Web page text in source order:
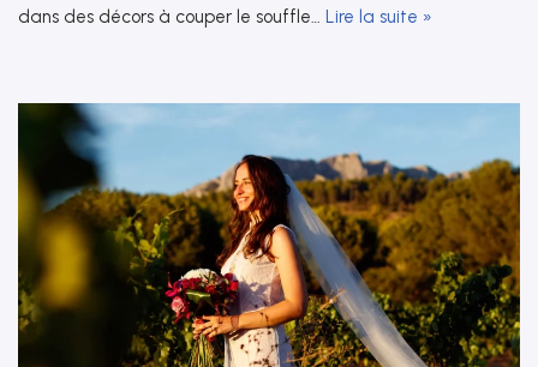
dans des décors à couper le souffle… Lire la suite »